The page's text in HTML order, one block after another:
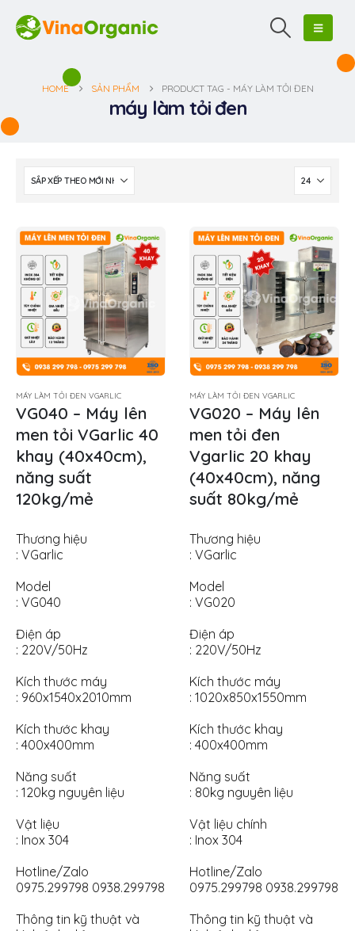
HOME SẢN PHẨM PRODUCT TAG - MÁY LÀM TỎI ĐEN
máy làm tỏi đen
MÁY LÀM TỎI ĐEN VGARLIC
VG040 – Máy lên
men tỏi VGarlic 40
khay (40x40cm),
năng suất
120kg/mẻ
Thương hiệu
: VGarlic
Model
: VG040
Điện áp
: 220V/50Hz
Kích thước máy
: 960x1540x2010mm
Kích thước khay
: 400x400mm
Năng suất
: 120kg nguyên liệu
Vật liệu
: Inox 304
Hotline/Zalo
0975.299798 0938.299798
Thông tin kỹ thuật và
MÁY LÀM TỎI ĐEN VGARLIC
VG020 – Máy lên
men tỏi đen
Vgarlic 20 khay
(40x40cm), năng
suất 80kg/mẻ
Thương hiệu
: VGarlic
Model
: VG020
Điện áp
: 220V/50Hz
Kích thước máy
: 1020x850x1550mm
Kích thước khay
: 400x400mm
Năng suất
: 80kg nguyên liệu
Vật liệu chính
: Inox 304
Hotline/Zalo
0975.299798 0938.299798
Thông tin kỹ thuật và